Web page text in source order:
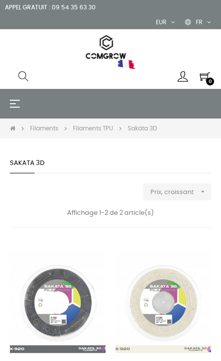
APPEL GRATUIT : 09 54 35 63 30
FR
EUR
0
Basculer
☰
Filaments Filaments TPU Sakata 3D
SAKATA 3D
Prix, croissant 
Affichage 1-2 de 2 article(s)